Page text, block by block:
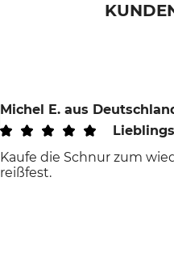
Michel E. aus
Kaufe die Schnur zum
reißfest.